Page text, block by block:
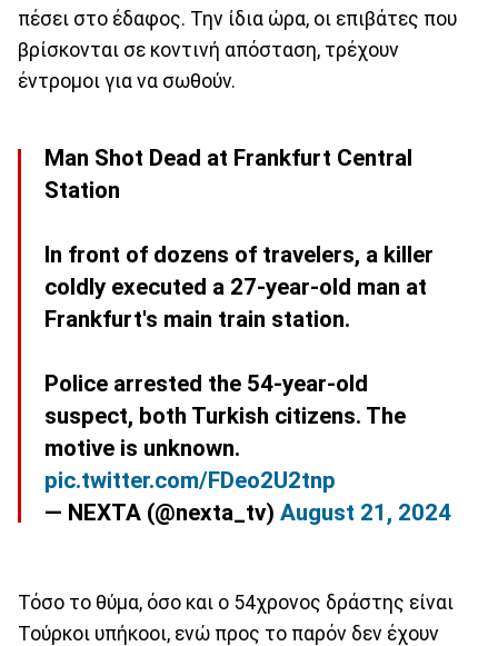
πέσει στο έδαφος. Την ίδια ώρα, οι επιβάτες που
βρίσκονται σε κοντινή απόσταση, τρέχουν
έντρομοι για να σωθούν.
Man Shot Dead at Frankfurt Central
Station
In front of dozens of travelers, a killer
coldly executed a 27-year-old man at
Frankfurt's main train station.
Police arrested the 54-year-old
suspect, both Turkish citizens. The
motive is unknown.
pic.twitter.com/FDeo2U2tnp
— NEXTA (@nexta_tv) August 21, 2024
Τόσο το θύμα, όσο και ο 54χρονος δράστης είναι
Τούρκοι υπήκοοι, ενώ προς το παρόν δεν έχουν